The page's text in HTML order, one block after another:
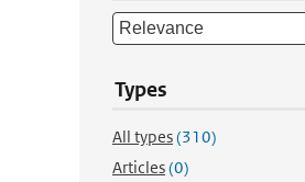
Types
All types(310)
Articles(0)